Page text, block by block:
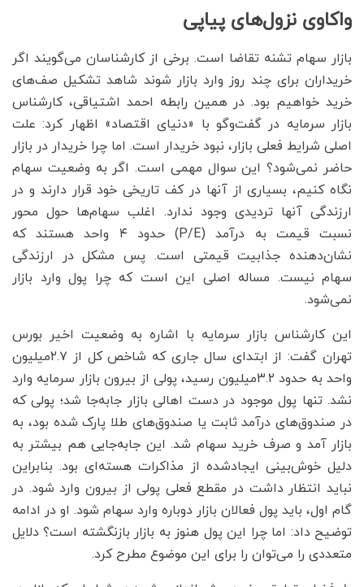
واکاوی نزول‌های پیاپی
بازار سهام تشنه تقاضا است. برخی از کارشناسان می‌گویند اگر
خریداران برای چند روز وارد بازار شوند شاهد تشکیل صف‌های
خرید خواهیم بود. در همین رابطه احمد اشتیاقی، کارشناس
بازار سرمایه در گفت‌وگو با «دنیای اقتصاد» اظهار کرد: علت
اصلی شرایط فعلی بازار، نبود خریدار است. اما چرا خریدار در بازار
حاضر نمی‌شود؟ این سوال مهمی است. اگر به وضعیت سهام
نگاه کنیم، بسیاری از آنها در کف تاریخی خود قرار دارند و در
ارزندگی آنها تردیدی وجود ندارد. اغلب سهام‌ها حول محور
نسبت قیمت به درآمد (P/E) حدود ۴ واحد هستند که
نشان‌دهنده جذابیت قیمتی است. پس مشکل در ارزندگی
سهام نیست. مساله اصلی این است که چرا پول وارد بازار
نمی‌شود.
این کارشناس بازار سرمایه با اشاره به وضعیت اخیر بورس
تهران گفت: از ابتدای سال جاری که شاخص کل از ۲.۷میلیون
واحد به حدود ۳.۲‌میلیون رسید، پولی از بیرون بازار سرمایه وارد
نشد. تنها پول موجود در دست اهالی بازار جابه‌جا شد؛ پولی که
در صندوق‌های درآمد ثابت یا صندوق‌های طلا پارک شده بود، به
بازار آمد و صرف خرید سهام شد. این جابه‌جایی هم بیشتر به
دلیل خوش‌بینی ایجادشده از مذاکرات هسته‌ای بود. بنابراین
نباید انتظار داشت در مقطع فعلی پولی از بیرون وارد شود. در
گام اول، باید پول فعالان بازار دوباره وارد سهام شود. او در ادامه
توضیح داد: اما چرا این پول هنوز به بازار بازنگشته است؟ دلایل
متعددی را می‌توان را برای این موضوع مطرح کرد.